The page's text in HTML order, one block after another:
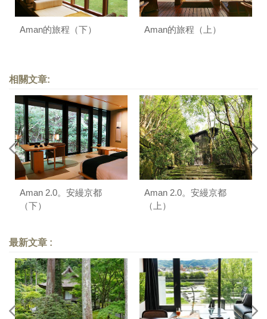
Aman的旅程（下） Aman的旅程（上）
相關文章:
Aman 2.0。安縵京都
（下）
Aman 2.0。安縵京都
（上）
最新文章 :